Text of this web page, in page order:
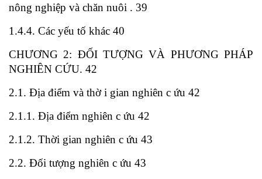
nông nghiệp và chăn nuôi . 39
1.4.4. Các yếu tố khác 40
CHƯƠNG 2: ĐỐI TƯỢNG VÀ PHƯƠNG PHÁP
NGHIÊN CỨU. 42
2.1. Địa điểm và thờ i gian nghiên c ứu 42
2.1.1. Địa điểm nghiên c ứu 42
2.1.2. Thời gian nghiên c ứu 43
2.2. Đối tượng nghiên c ứu 43